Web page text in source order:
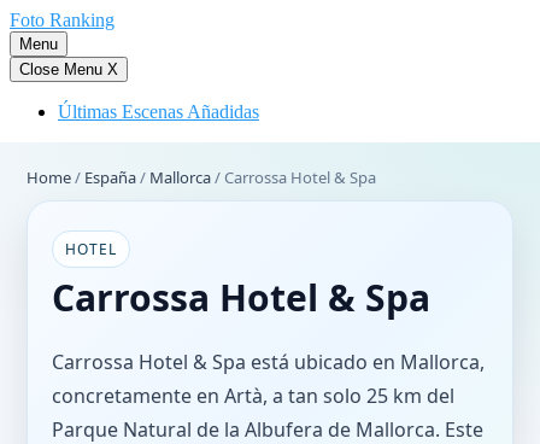
Saltar
al
contenido
Foto Ranking
Menu
Close Menu X
Últimas Escenas Añadidas
Home/ España/ Mallorca/Carrossa Hotel & Spa
HOTEL
Carrossa Hotel & Spa
Carrossa Hotel & Spa está ubicado en Mallorca,
concretamente en Artà, a tan solo 25 km del
Parque Natural de la Albufera de Mallorca. Este